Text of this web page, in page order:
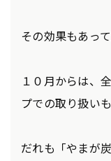
その効果もあっ
１０月からは、
プでの取り扱い
だれも「やまが